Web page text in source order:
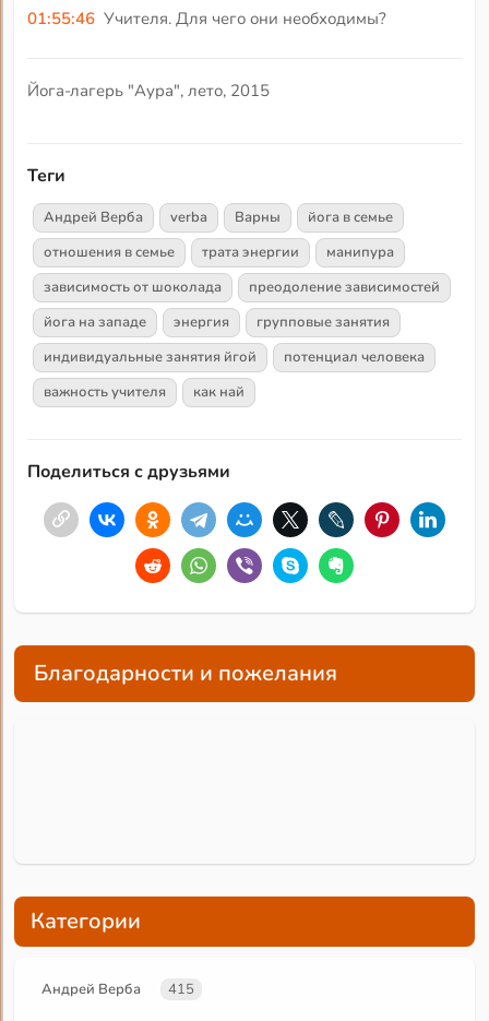
01:55:46 Учителя. Для чего они необходимы?
Йога-лагерь "Аура", лето, 2015
Теги
Андрей Верба verba Варны
йога в семье
отношения в семье
трата энергии
манипура
зависимость от шоколада
преодоление зависимостей
йога на западе
энергия
групповые занятия
индивидуальные занятия йгой
потенциал человека
важность учителя
как най
Поделиться с друзьями
Благодарности и пожелания
Категории
Андрей Верба 415